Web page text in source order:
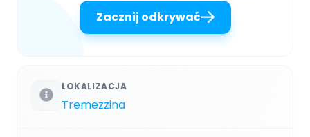
Zacznij odkrywać
LOKALIZACJA
Tremezzina